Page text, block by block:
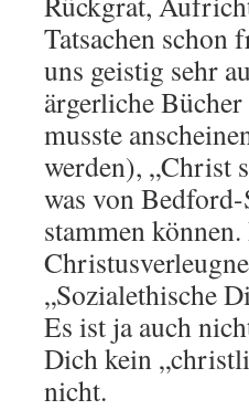
Tatsachen schon
uns geistig sehr
ärgerliche
musste
werden), „Christ
was von
stammen
„Sozialethische
Es ist ja auch
Dich kein
nicht.